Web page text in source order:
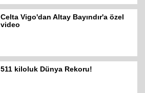
Celta Vigo'dan Altay Bayındır'a özel
video
511 kiloluk Dünya Rekoru!